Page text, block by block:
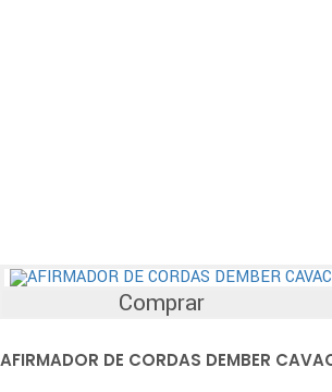
Comprar
AFIRMADOR DE CORDAS DEMBER